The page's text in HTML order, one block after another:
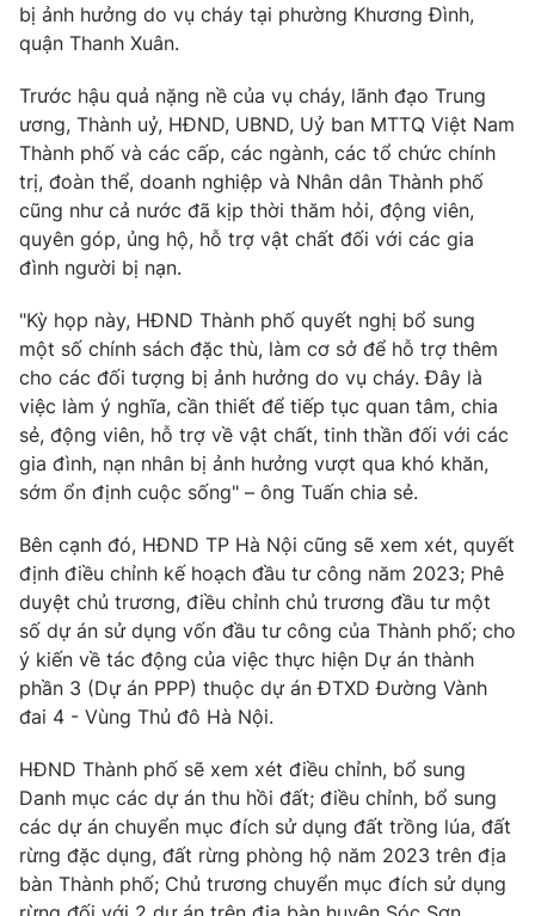
bị ảnh hưởng do vụ cháy tại phường Khương Đình,
quận Thanh Xuân.
Trước hậu quả nặng nề của vụ cháy, lãnh đạo Trung
ương, Thành uỷ, HĐND, UBND, Uỷ ban MTTQ Việt Nam
Thành phố và các cấp, các ngành, các tổ chức chính
trị, đoàn thể, doanh nghiệp và Nhân dân Thành phố
cũng như cả nước đã kịp thời thăm hỏi, động viên,
quyên góp, ủng hộ, hỗ trợ vật chất đối với các gia
đình người bị nạn.
"Kỳ họp này, HĐND Thành phố quyết nghị bổ sung
một số chính sách đặc thù, làm cơ sở để hỗ trợ thêm
cho các đối tượng bị ảnh hưởng do vụ cháy. Đây là
việc làm ý nghĩa, cần thiết để tiếp tục quan tâm, chia
sẻ, động viên, hỗ trợ về vật chất, tinh thần đối với các
gia đình, nạn nhân bị ảnh hưởng vượt qua khó khăn,
sớm ổn định cuộc sống" – ông Tuấn chia sẻ.
Bên cạnh đó, HĐND TP Hà Nội cũng sẽ xem xét, quyết
định điều chỉnh kế hoạch đầu tư công năm 2023; Phê
duyệt chủ trương, điều chỉnh chủ trương đầu tư một
số dự án sử dụng vốn đầu tư công của Thành phố; cho
ý kiến về tác động của việc thực hiện Dự án thành
phần 3 (Dự án PPP) thuộc dự án ĐTXD Đường Vành
đai 4 - Vùng Thủ đô Hà Nội.
HĐND Thành phố sẽ xem xét điều chỉnh, bổ sung
Danh mục các dự án thu hồi đất; điều chỉnh, bổ sung
các dự án chuyển mục đích sử dụng đất trồng lúa, đất
rừng đặc dụng, đất rừng phòng hộ năm 2023 trên địa
bàn Thành phố; Chủ trương chuyển mục đích sử dụng